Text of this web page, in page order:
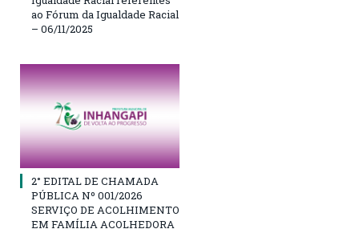
ao Fórum da Igualdade Racial
– 06/11/2025
2° EDITAL DE CHAMADA
PÚBLICA Nº 001/2026
SERVIÇO DE ACOLHIMENTO
EM FAMÍLIA ACOLHEDORA